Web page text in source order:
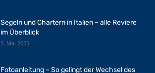
Segeln und Chartern in Italien – alle Reviere
im Überblick
5. Mai 2025
Fotoanleitung – So gelingt der Wechsel des